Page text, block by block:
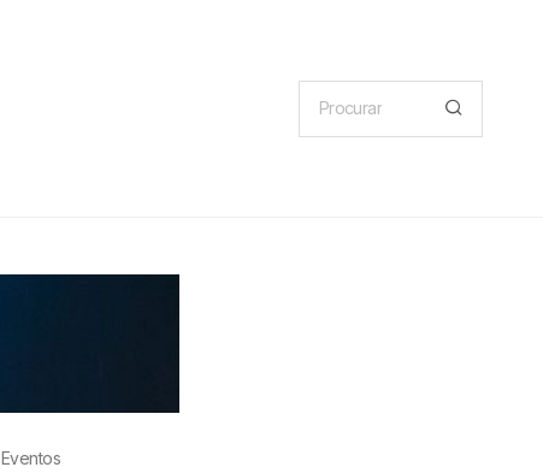
Eventos